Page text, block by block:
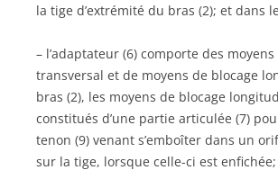
la tige d’extrémité du bras (2); et dans
– l’adaptateur (6) comporte des
transversal et de moyens de blocage
bras (2), les moyens de blocage
constitués d’une partie articulée (7)
tenon (9) venant s’emboîter dans un
sur la tige, lorsque celle-ci est enfichée;